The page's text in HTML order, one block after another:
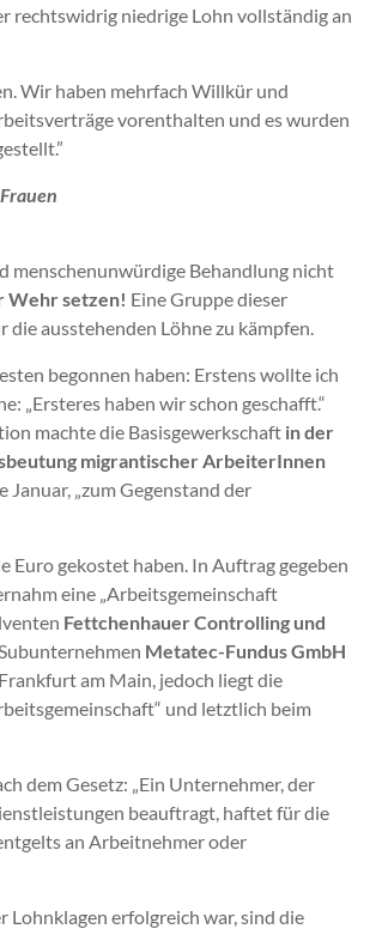
rechtswidrig niedrige Lohn vollständig an
Wir haben mehrfach Willkür und
vorenthalten und es wurden
menschenunwürdige Behandlung nicht
Wehr setzen! Eine Gruppe dieser
ausstehenden Löhne zu kämpfen.
begonnen haben: Erstens wollte ich
„Ersteres haben wir schon geschafft.“
machte die Basisgewerkschaft in der
migrantischer ArbeiterInnen
Januar, „zum Gegenstand der
Euro gekostet haben. In Auftrag gegeben
eine „Arbeitsgemeinschaft
Fettchenhauer Controlling und
Metatec-Fundus GmbH
am Main, jedoch liegt die
und letztlich beim
dem Gesetz: „Ein Unternehmer, der
beauftragt, haftet für die
an Arbeitnehmer oder
erfolgreich war, sind die